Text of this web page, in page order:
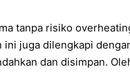
tanpa risiko
ini juga dilengkapi
dan disimpan.